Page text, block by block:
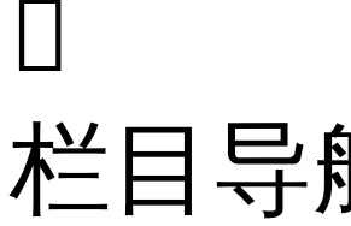

栏目导